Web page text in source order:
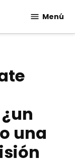
Menú
una